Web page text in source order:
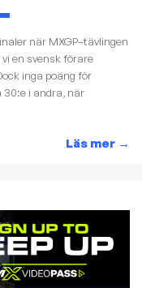
när MXGP–tävlingen
vi en svensk förare
inga poäng för
i andra, när
Läs mer →